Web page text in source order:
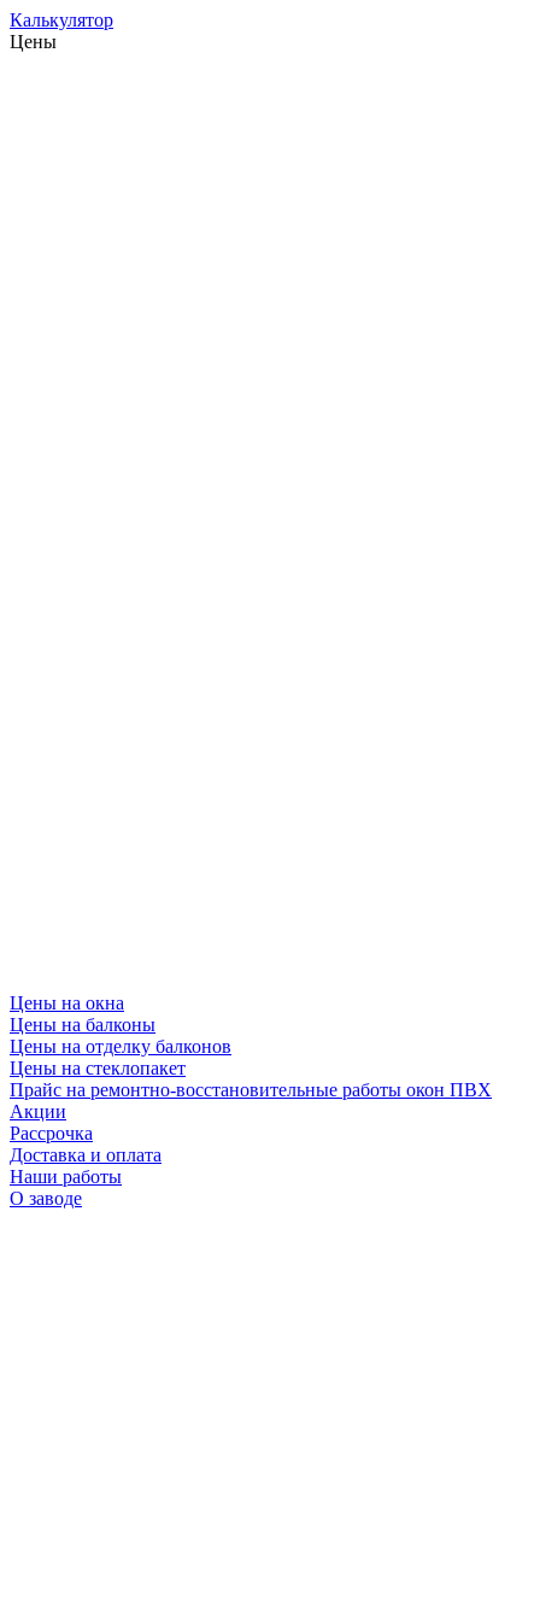
Калькулятор
Цены
Цены на окна
Цены на балконы
Цены на отделку балконов
Цены на стеклопакет
Прайс на ремонтно-восстановительные работы окон ПВХ
Акции
Рассрочка
Доставка и оплата
Наши работы
О заводе